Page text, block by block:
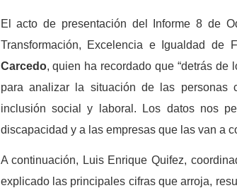
El acto de presentación del Informe 8 de
Transformación, Excelencia e Igualdad de
Carcedo, quien ha recordado que “detrás
para analizar la situación de las personas
inclusión social y laboral. Los datos nos
discapacidad y a las empresas que las van a
A continuación, Luis Enrique Quifez,
explicado las principales cifras que arroja,